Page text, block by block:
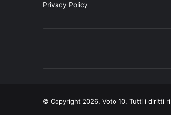
Privacy Policy
© Copyright 2026, Voto 10. Tutti i diritti